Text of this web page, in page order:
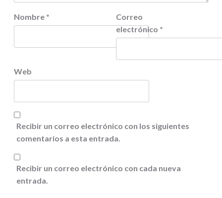
Nombre *
Correo
electrónico *
Web
Recibir un correo electrónico con los siguientes
comentarios a esta entrada.
Recibir un correo electrónico con cada nueva
entrada.